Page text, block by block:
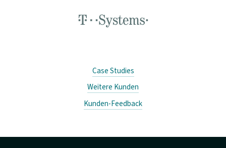
Case Studies
Weitere Kunden
Kunden-Feedback